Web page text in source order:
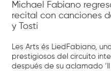
Michael Fabiano
recital con canciones
y Tosti
Les Arts és LiedFabiano,
prestigiosos del circuito
después de su aclamado ‘Il